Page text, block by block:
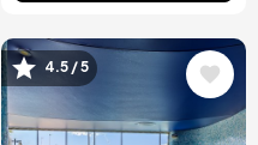
Imagem
4.5 / 5